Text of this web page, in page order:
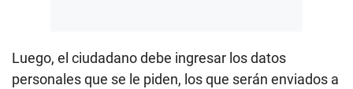
Luego, el ciudadano debe ingresar los datos
personales que se le piden, los que serán enviados a